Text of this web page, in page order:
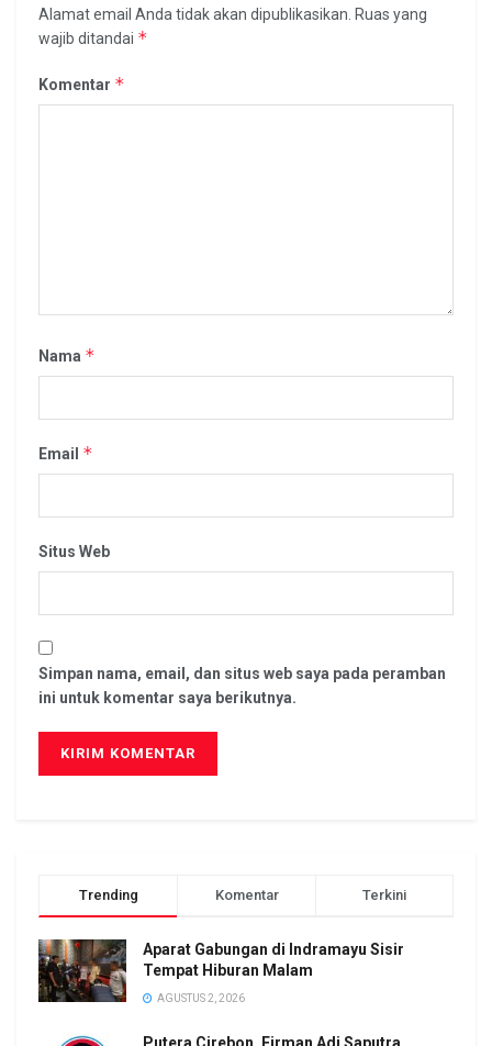
Alamat email Anda tidak akan dipublikasikan. Ruas yang
wajib ditandai *
Komentar *
Nama *
Email *
Situs Web
Simpan nama, email, dan situs web saya pada peramban
ini untuk komentar saya berikutnya.
Trending Komentar Terkini
Aparat Gabungan di Indramayu Sisir
Tempat Hiburan Malam
AGUSTUS 2, 2026
Putera Cirebon, Firman Adi Saputra